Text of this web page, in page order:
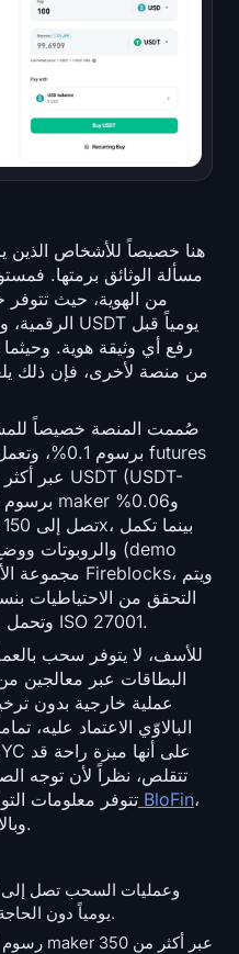
مسألة الوثائق برمتها.
من الهوية، حيث تتوفر
رفع أي وثيقة هوية.
صُممت المنصة خصيصاً
(Merkle-tree)، وتحمل البورصة شهادة ISO 27001.
للأسف، لا يتوفر سحب
البطاقات عبر معالجين
البالاوّي الاعتماد
تتقلص، نظراً لأن توجه
تتوفر معلومات دليل البلدان المقيدة في BloFin،
وبالاو ليست على قائمة المحظورين.
USDT يومياً دون الحاجة إلى وثائق إثبات الهوية.